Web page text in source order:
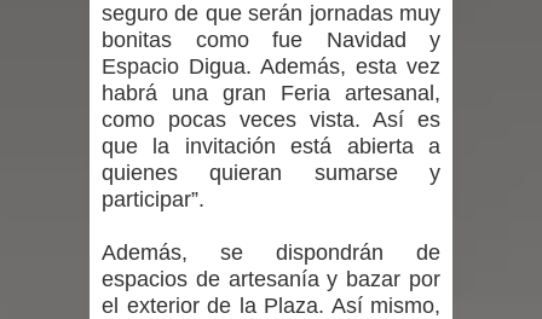
con nuevas pantallas interactivas del
Colegio El Boldo
Municipalidad de Curicó inició
proceso de vacunación escolar
las bajas temperaturas
seguro de que serán jornadas muy
bonitas como fue Navidad y
Espacio Digua. Además, esta vez
habrá una gran Feria artesanal,
como pocas veces vista. Así es
que la invitación está abierta a
quienes quieran sumarse y
participar”.
Además, se dispondrán de
espacios de artesanía y bazar por
el exterior de la Plaza. Así mismo,